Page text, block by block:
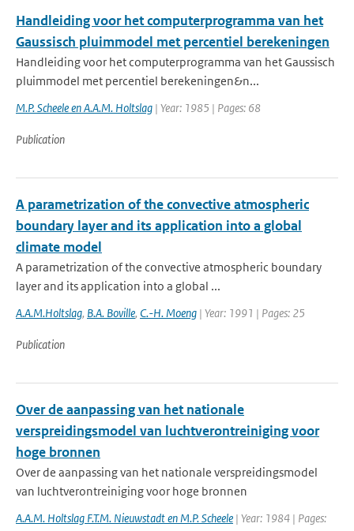
Handleiding voor het computerprogramma van het
Gaussisch pluimmodel met percentiel berekeningen
Handleiding voor het computerprogramma van het Gaussisch
pluimmodel met percentiel berekeningen&n...
M.P. Scheele en A.A.M. Holtslag | Year: 1985 | Pages: 68
Publication
A parametrization of the convective atmospheric
boundary layer and its application into a global
climate model
A parametrization of the convective atmospheric boundary
layer and its application into a global ...
A.A.M.Holtslag, B.A. Boville, C.-H. Moeng | Year: 1991 | Pages: 25
Publication
Over de aanpassing van het nationale
verspreidingsmodel van luchtverontreiniging voor
hoge bronnen
Over de aanpassing van het nationale verspreidingsmodel
van luchtverontreiniging voor hoge bronnen
A.A.M. Holtslag F.T.M. Nieuwstadt en M.P. Scheele | Year: 1984 | Pages: